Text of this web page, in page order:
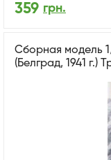
359 грн.
Сборная модель
(Белград, 1941 г.)